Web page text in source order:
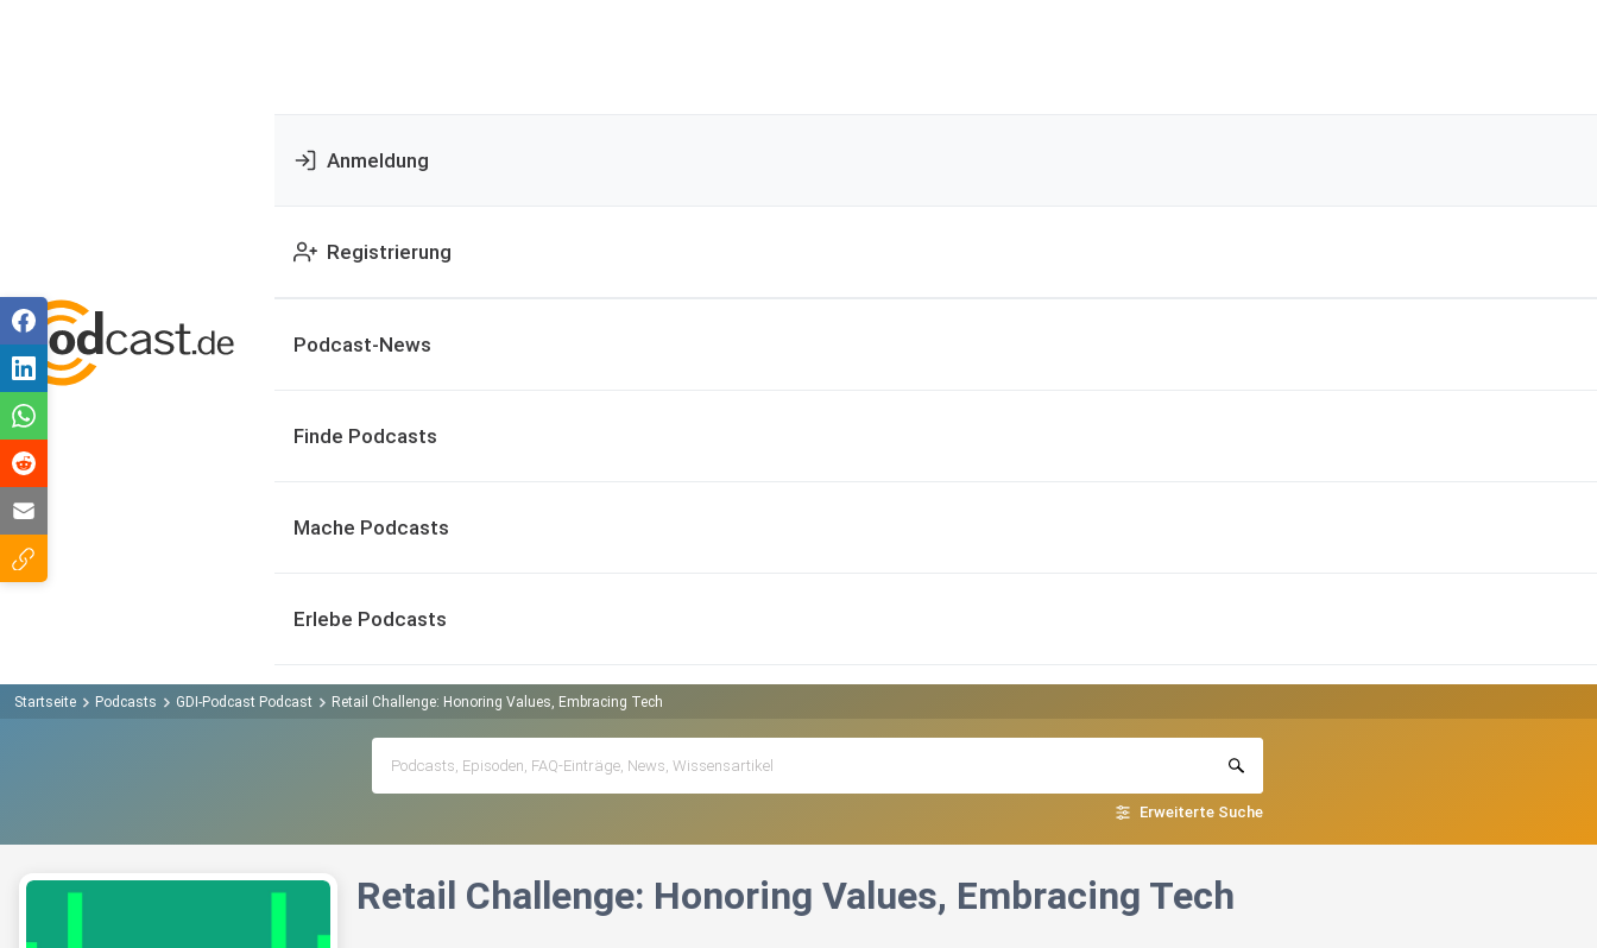
Anmeldung
Registrierung
Podcast-News
Finde Podcasts
Mache Podcasts
Erlebe Podcasts
Startseite Podcasts GDI-Podcast Podcast Retail Challenge: Honoring Values, Embracing Tech
Erweiterte Suche
Retail Challenge: Honoring Values, Embracing Tech